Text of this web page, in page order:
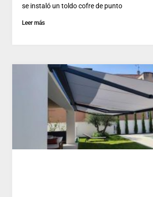
se instaló un toldo cofre de punto
Leer más